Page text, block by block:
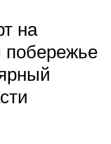
на
побережье